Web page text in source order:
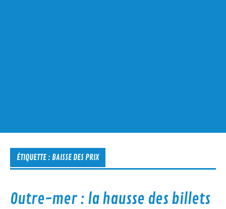
ÉTIQUETTE : BAISSE DES PRIX
Outre-mer : la hausse des billets